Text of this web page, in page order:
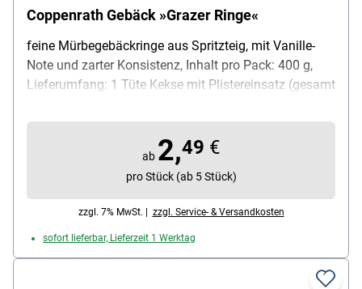
Coppenrath Gebäck »Grazer Ringe«
feine Mürbegebäckringe aus Spritzteig, mit Vanille-
Note und zarter Konsistenz, Inhalt pro Pack: 400 g,
Lieferumfang: 1 Tüte Kekse mit Plistereinsatz (gesamt
ab 2,49 €
pro Stück (ab 5 Stück)
zzgl. 7% MwSt. | zzgl. Service- & Versandkosten
sofort lieferbar, Lieferzeit 1 Werktag